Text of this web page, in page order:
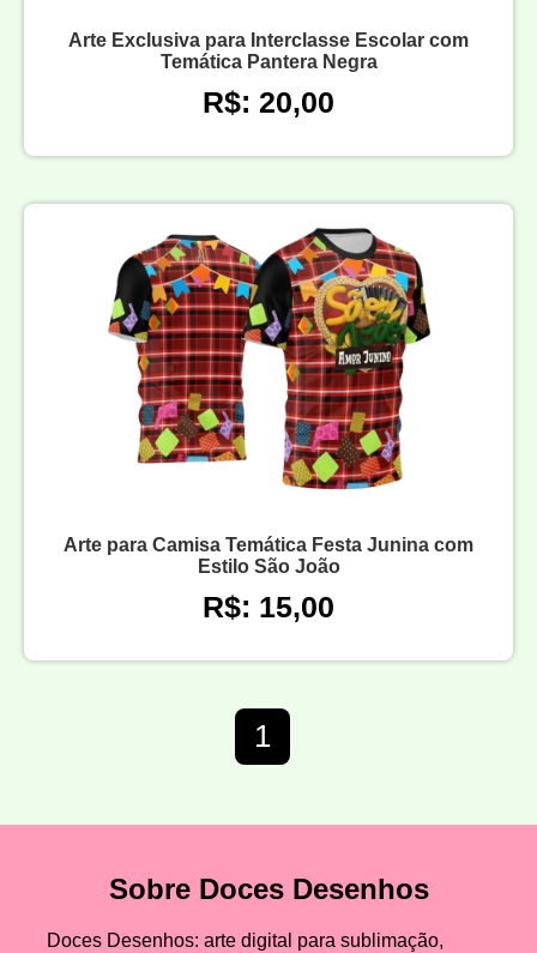
Arte Exclusiva para Interclasse Escolar com
Temática Pantera Negra
R$: 20,00
Arte para Camisa Temática Festa Junina com
Estilo São João
R$: 15,00
1
Sobre Doces Desenhos
Doces Desenhos: arte digital para sublimação,